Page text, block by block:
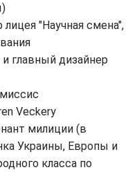
"Научная смена",
главный дизайнер
Veckery
милиции (в
Украины, Европы и
класса по